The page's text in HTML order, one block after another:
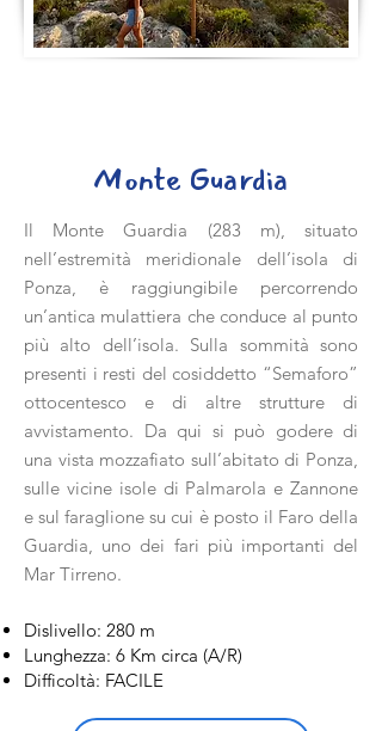
Monte Guardia
Il Monte Guardia (283 m), situato
nell’estremità meridionale dell’isola di
Ponza, è raggiungibile percorrendo
un’antica mulattiera che conduce al punto
più alto dell’isola. Sulla sommità sono
presenti i resti del cosiddetto “Semaforo”
ottocentesco e di altre strutture di
avvistamento. Da qui si può godere di
una vista mozzafiato sull’abitato di Ponza,
sulle vicine isole di Palmarola e Zannone
e sul faraglione su cui è posto il Faro della
Guardia, uno dei fari più importanti del
Mar Tirreno.
Dislivello: 280 m
Lunghezza: 6 Km circa (A/R)
Difficoltà: FACILE